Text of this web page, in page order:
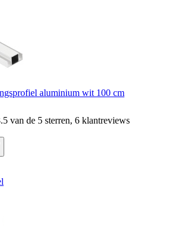
aluminium wit 100 cm
van de 5 sterren, 6 klantreviews